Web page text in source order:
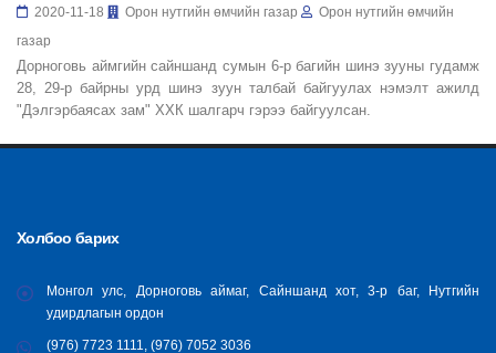
2020-11-18 Орон нутгийн өмчийн газар
Орон нутгийн өмчийн
газар
Дорноговь аймгийн сайншанд сумын 6-р багийн шинэ зууны гудамж
28, 29-р байрны урд шинэ зуун талбай байгуулах нэмэлт ажилд
"Дэлгэрбаясах зам" ХХК шалгарч гэрээ байгуулсан.
Холбоо барих
Монгол улс, Дорноговь аймаг, Сайншанд хот, 3-р баг, Нутгийн
удирдлагын ордон
(976) 7723 1111, (976) 7052 3036